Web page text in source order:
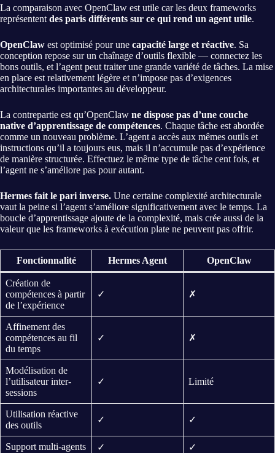
La comparaison avec OpenClaw est utile car les deux frameworks
représentent des paris différents sur ce qui rend un agent utile.
OpenClaw est optimisé pour une capacité large et réactive. Sa
conception repose sur un chaînage d’outils flexible — connectez les
bons outils, et l’agent peut traiter une grande variété de tâches. La mise
en place est relativement légère et n’impose pas d’exigences
architecturales importantes au développeur.
La contrepartie est qu’OpenClaw ne dispose pas d’une couche
native d’apprentissage de compétences. Chaque tâche est abordée
comme un nouveau problème. L’agent a accès aux mêmes outils et
instructions qu’il a toujours eus, mais il n’accumule pas d’expérience
de manière structurée. Effectuez le même type de tâche cent fois, et
l’agent ne s’améliore pas pour autant.
Hermes fait le pari inverse. Une certaine complexité architecturale
vaut la peine si l’agent s’améliore significativement avec le temps. La
boucle d’apprentissage ajoute de la complexité, mais crée aussi de la
valeur que les frameworks à exécution plate ne peuvent pas offrir.
Fonctionnalité Hermes Agent OpenClaw
Création de
compétences à partir
de l’expérience
✓ ✗
Affinement des
compétences au fil
du temps
✓ ✗
Modélisation de
l’utilisateur inter-
sessions
✓ Limité
Utilisation réactive
des outils
✓ ✓
Support multi-agents ✓ ✓